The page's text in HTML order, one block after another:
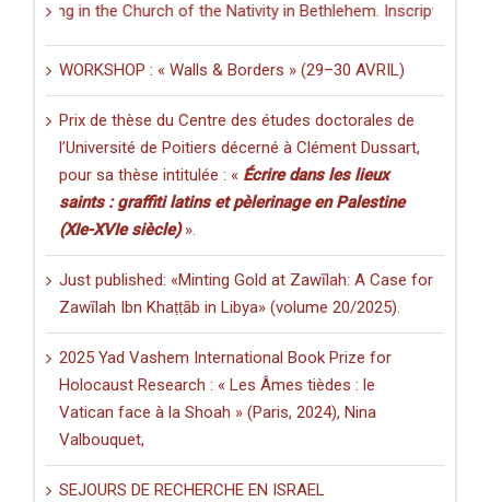
Writing in the Church of the Nativity in Bethlehem. Inscriptions and
WORKSHOP : « Walls & Borders » (29–30 AVRIL)
Prix de thèse du Centre des études doctorales de
l’Université de Poitiers décerné à Clément Dussart,
pour sa thèse intitulée : « Écrire dans les lieux
saints : graffiti latins et pèlerinage en Palestine
(XIe-XVIe siècle)».
Just published: «Minting Gold at Zawīlah: A Case for
Zawīlah Ibn Khaṭṭāb in Libya» (volume 20/2025).
2025 Yad Vashem International Book Prize for
Holocaust Research : « Les Âmes tièdes : le
Vatican face à la Shoah » (Paris, 2024), Nina
Valbouquet,
SEJOURS DE RECHERCHE EN ISRAEL